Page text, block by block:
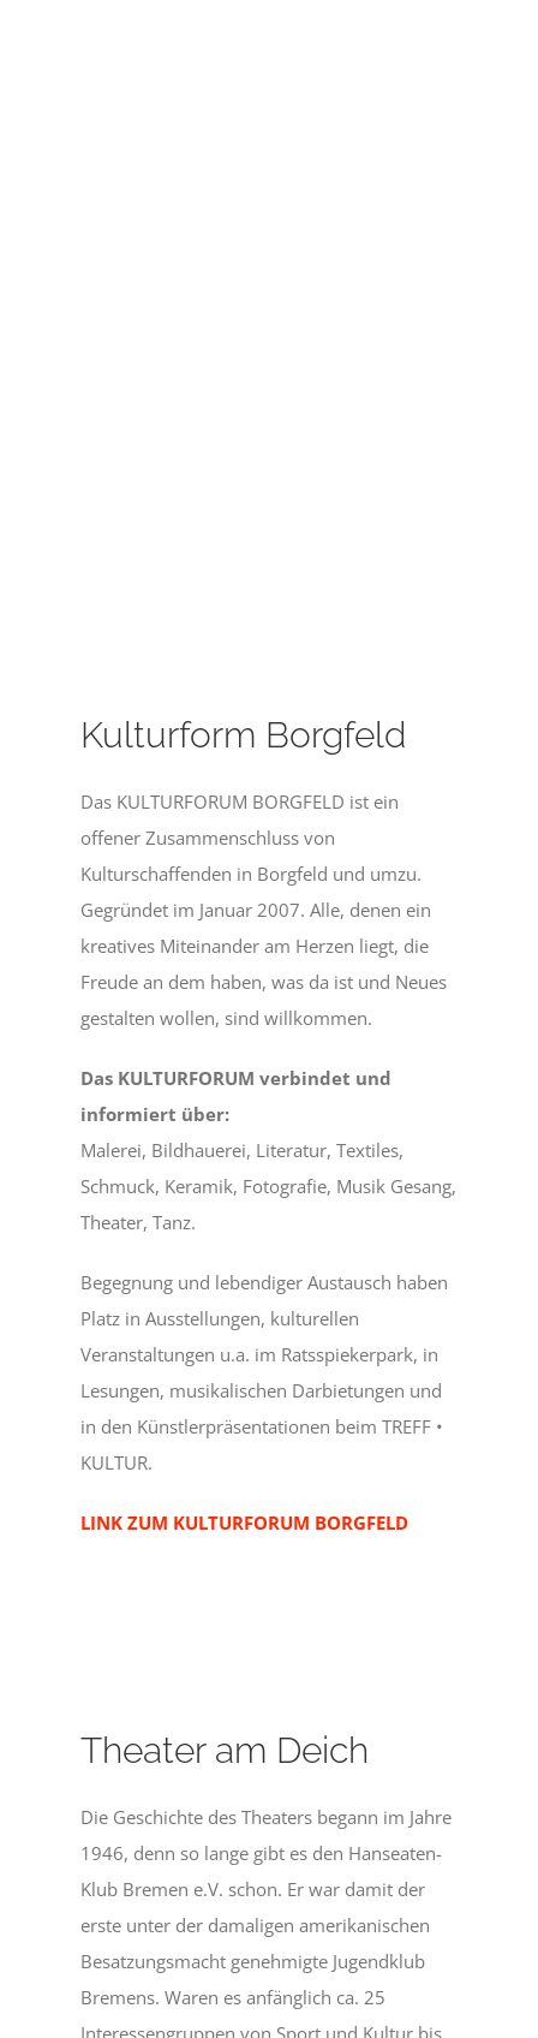
Kulturform Borgfeld
Das KULTURFORUM BORGFELD ist ein
offener Zusammenschluss von
Kulturschaffenden in Borgfeld und umzu.
Gegründet im Januar 2007. Alle, denen ein
kreatives Miteinander am Herzen liegt, die
Freude an dem haben, was da ist und Neues
gestalten wollen, sind willkommen.
Das KULTURFORUM verbindet und
informiert über:
Malerei, Bildhauerei, Literatur, Textiles,
Schmuck, Keramik, Fotografie, Musik Gesang,
Theater, Tanz.
Begegnung und lebendiger Austausch haben
Platz in Ausstellungen, kulturellen
Veranstaltungen u.a. im Ratsspiekerpark, in
Lesungen, musikalischen Darbietungen und
in den Künstlerpräsentationen beim TREFF •
KULTUR.
LINK ZUM KULTURFORUM BORGFELD
Theater am Deich
Die Geschichte des Theaters begann im Jahre
1946, denn so lange gibt es den Hanseaten-
Klub Bremen e.V. schon. Er war damit der
erste unter der damaligen amerikanischen
Besatzungsmacht genehmigte Jugendklub
Bremens. Waren es anfänglich ca. 25